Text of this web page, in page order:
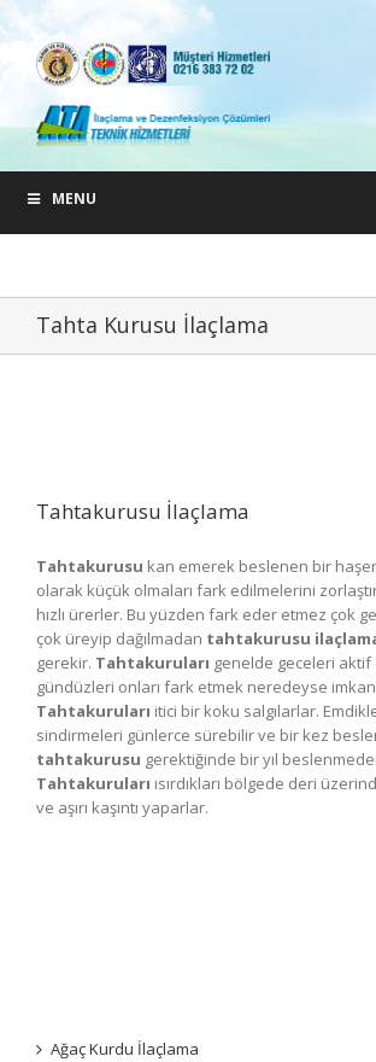
MENU
Tahta Kurusu İlaçlama
Tahtakurusu İlaçlama
Tahtakurusu kan emerek beslenen bir
olarak küçük olmaları fark edilmelerini
hızlı ürerler. Bu yüzden fark eder etmez çok
çok üreyip dağılmadan tahtakurusu
gerekir. Tahtakuruları genelde geceleri aktif
gündüzleri onları fark etmek neredeyse
Tahtakuruları itici bir koku salgılarlar.
sindirmeleri günlerce sürebilir ve bir kez
tahtakurusu gerektiğinde bir yıl
Tahtakuruları ısırdıkları bölgede deri
ve aşırı kaşıntı yaparlar.
Ağaç Kurdu İlaçlama